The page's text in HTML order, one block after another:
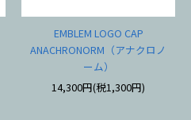
EMBLEM LOGO CAP
ANACHRONORM（アナクロノ
ーム）
14,300円(税1,300円)